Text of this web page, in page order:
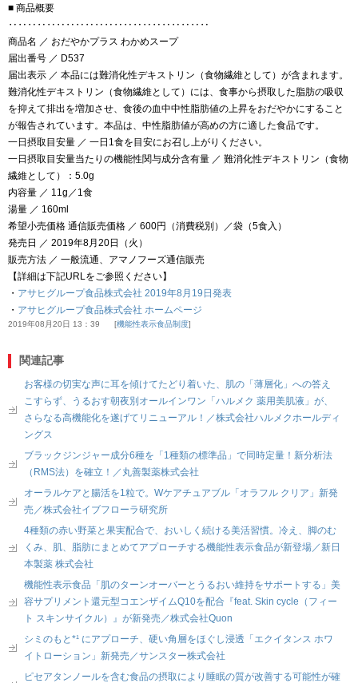
■ 商品概要
‥‥‥‥‥‥‥‥‥‥‥‥‥‥‥‥‥‥‥‥‥
商品名 ／ おだやかプラス わかめスープ
届出番号 ／ D537
届出表示 ／ 本品には難消化性デキストリン（食物繊維として）が含まれます。
難消化性デキストリン（食物繊維として）には、食事から摂取した脂肪の吸収
を抑えて排出を増加させ、食後の血中中性脂肪値の上昇をおだやかにすること
が報告されています。本品は、中性脂肪値が高めの方に適した食品です。
一日摂取目安量 ／ 一日1食を目安にお召し上がりください。
一日摂取目安量当たりの機能性関与成分含有量 ／ 難消化性デキストリン（食物
繊維として）：5.0g
内容量 ／ 11g／1食
湯量 ／ 160ml
希望小売価格 通信販売価格 ／ 600円（消費税別）／袋（5食入）
発売日 ／ 2019年8月20日（火）
販売方法 ／ 一般流通、アマノフーズ通信販売
【詳細は下記URLをご参照ください】
・ アサヒグループ食品株式会社 2019年8月19日発表
・ アサヒグループ食品株式会社 ホームページ
2019年08月20日 13：39 機能性表示食品制度
関連記事
お客様の切実な声に耳を傾けてたどり着いた、肌の「薄層化」への答え
こすらず、うるおす朝夜別オールインワン「ハルメク 薬用美肌液」が、
さらなる高機能化を遂げてリニューアル！／株式会社ハルメクホールディ
ングス
ブラックジンジャー成分6種を「1種類の標準品」で同時定量！新分析法
（RMS法）を確立！／丸善製薬株式会社
オーラルケアと腸活を1粒で。Wケアチュアブル「オラフル クリア」新発
売／株式会社イブフローラ研究所
4種類の赤い野菜と果実配合で、おいしく続ける美活習慣。冷え、脚のむ
くみ、肌、脂肪にまとめてアプローチする機能性表示食品が新登場／新日
本製薬 株式会社
機能性表示食品「肌のターンオーバーとうるおい維持をサポートする」美
容サプリメント還元型コエンザイムQ10を配合『feat. Skin cycle（フィー
ト スキンサイクル）』が新発売／株式会社Quon
シミのもと*¹ にアプローチ、硬い角層をほぐし浸透「エクイタンス ホワ
イトローション」新発売／サンスター株式会社
ピセアタンノールを含む食品の摂取により睡眠の質が改善する可能性が確